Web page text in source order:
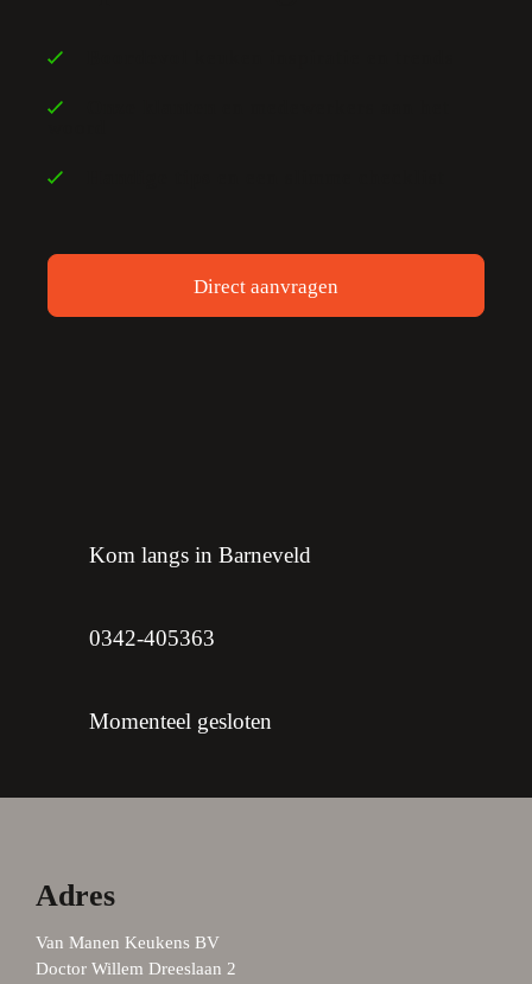
Direct aanvragen
Kom langs in Barneveld
0342-405363
Momenteel gesloten
Adres
Van Manen Keukens BV
Doctor Willem Dreeslaan 2